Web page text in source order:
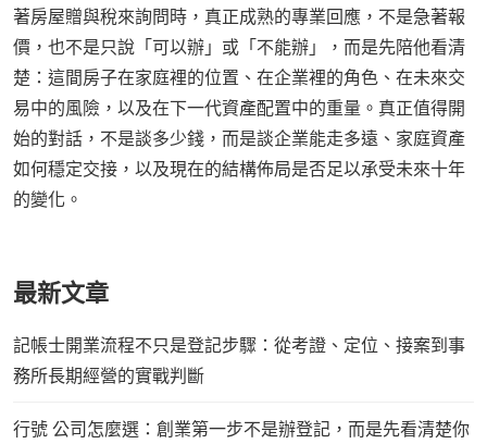
著房屋贈與稅來詢問時，真正成熟的專業回應，不是急著報
價，也不是只說「可以辦」或「不能辦」，而是先陪他看清
楚：這間房子在家庭裡的位置、在企業裡的角色、在未來交
易中的風險，以及在下一代資產配置中的重量。真正值得開
始的對話，不是談多少錢，而是談企業能走多遠、家庭資產
如何穩定交接，以及現在的結構佈局是否足以承受未來十年
的變化。
最新文章
記帳士開業流程不只是登記步驟：從考證、定位、接案到事
務所長期經營的實戰判斷
行號 公司怎麼選：創業第一步不是辦登記，而是先看清楚你